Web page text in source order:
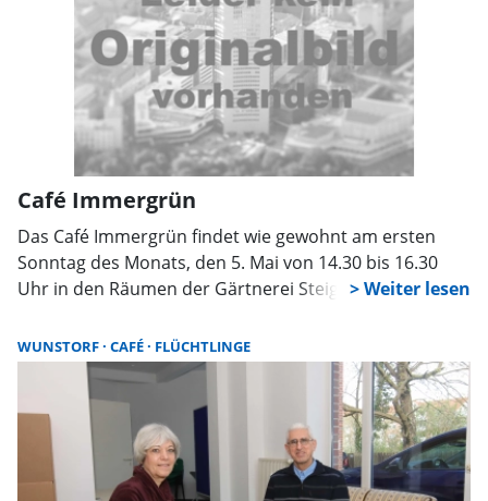
Café Immergrün
Das Café Immergrün findet wie gewohnt am ersten
Sonntag des Monats, den 5. Mai von 14.30 bis 16.30
Uhr in den Räumen der Gärtnerei Steigert, Nordrehr 6,
Palliativ- Beratungsdienstes DASEIN laden wieder zu
hausgemachtem Kuchen, Kaffee aus fairem Handel
und Gesprächen ein. Weitere Informationen im
Hospizbüro unter 05031/9490300.
WUNSTORF CAFÉ FLÜCHTLINGE